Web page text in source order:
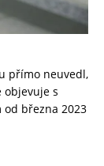
přímo neuvedl,
objevuje s
března 2023